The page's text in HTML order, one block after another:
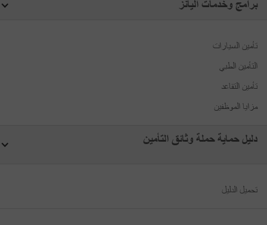
برامج وخدمات أليانز
تأمين السيارات
التأمين الطبي
تأمين التقاعد
مزايا الموظفين
دليل حماية حملة وثائق التأمين
تحميل الدليل